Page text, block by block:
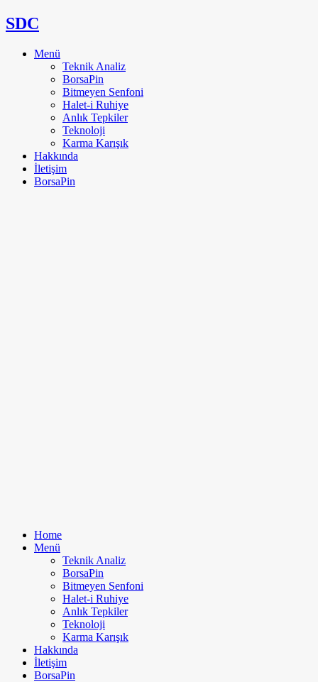
SDC
Menü
Teknik Analiz
BorsaPin
Bitmeyen Senfoni
Halet-i Ruhiye
Anlık Tepkiler
Teknoloji
Karma Karışık
Hakkında
İletişim
BorsaPin
Home
Menü
Teknik Analiz
BorsaPin
Bitmeyen Senfoni
Halet-i Ruhiye
Anlık Tepkiler
Teknoloji
Karma Karışık
Hakkında
İletişim
BorsaPin